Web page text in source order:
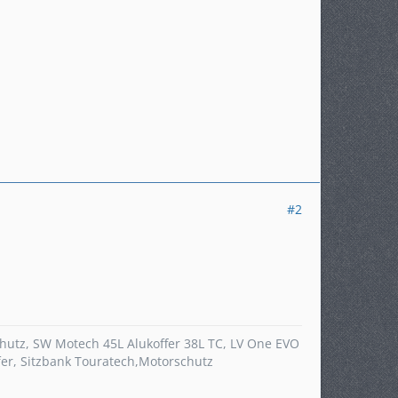
#2
SW Motech 45L Alukoffer 38L TC, LV One EVO
Sitzbank Touratech,Motorschutz